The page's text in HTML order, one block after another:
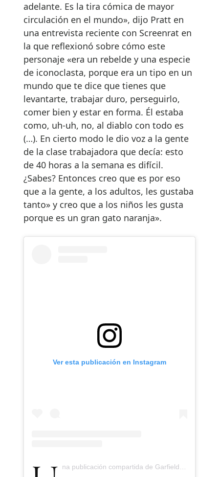
adelante. Es la tira cómica de mayor
circulación en el mundo», dijo Pratt en
una entrevista reciente con Screenrat en
la que reflexionó sobre cómo este
personaje «era un rebelde y una especie
de iconoclasta, porque era un tipo en un
mundo que te dice que tienes que
levantarte, trabajar duro, perseguirlo,
comer bien y estar en forma. Él estaba
como, uh-uh, no, al diablo con todo es
(…). En cierto modo le dio voz a la gente
de la clase trabajadora que decía: esto
de 40 horas a la semana es difícil.
¿Sabes? Entonces creo que es por eso
que a la gente, a los adultos, les gustaba
tanto» y creo que a los niños les gusta
porque es un gran gato naranja».
Ver esta publicación en Instagram
Una publicación compartida de Garfield Movie (@garfieldmovie)